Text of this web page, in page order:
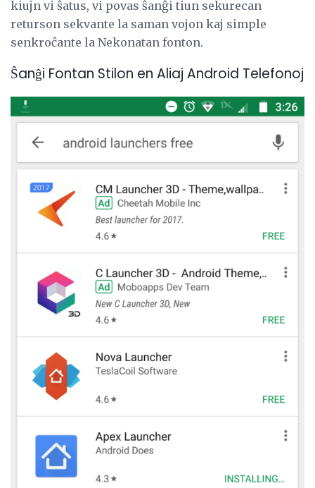
kiujn vi ŝatus, vi povas ŝanĝi tiun sekurecan
returson sekvante la saman vojon kaj simple
senkroĉante la Nekonatan fonton.
Ŝanĝi Fontan Stilon en Aliaj Android Telefonoj